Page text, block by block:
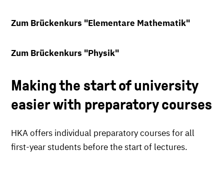
Zum Brückenkurs "Elementare Mathematik"
Zum Brückenkurs "Physik"
Making the start of university
easier with preparatory courses
HKA offers individual preparatory courses for all
first-year students before the start of lectures.